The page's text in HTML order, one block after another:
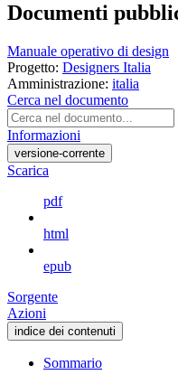
Documenti
Manuale operativo di design
Progetto: Designers Italia
Amministrazione: italia
Cerca nel documento
Informazioni
versione-corrente
Scarica
pdf
html
epub
Sorgente
Azioni
indice dei contenuti
Sommario